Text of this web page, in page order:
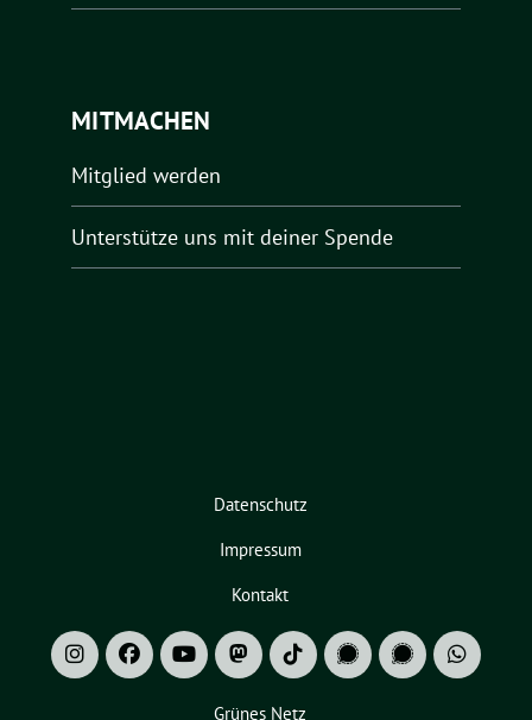
MITMACHEN
Mitglied werden
Unterstütze uns mit deiner Spende
Datenschutz
Impressum
Kontakt
Grünes Netz